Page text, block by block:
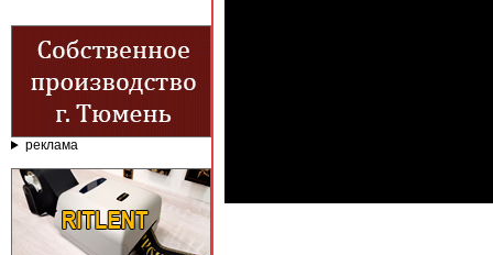
реклама